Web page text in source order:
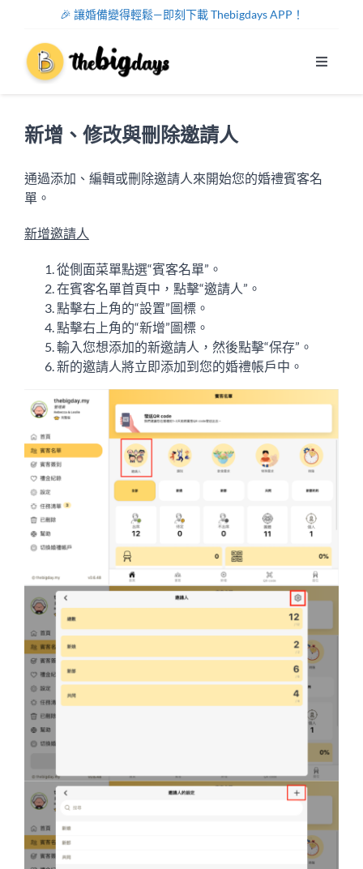
content
🎉 讓婚備變得輕鬆—即刻下載 Thebigdays APP！
Toggle
關於我們
中文
新增、修改與刪除邀請人
通過添加、編輯或刪除邀請人來開始您的婚禮賓客名
單。
新增邀請人
從側面菜單點選“賓客名單”。
在賓客名單首頁中，點擊“邀請人”。
點擊右上角的“設置”圖標。
點擊右上角的“新增”圖標。
輸入您想添加的新邀請人，然後點擊“保存”。
新的邀請人將立即添加到您的婚禮帳戶中。